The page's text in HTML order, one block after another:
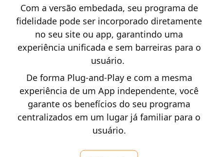
Com a versão embedada, seu programa de
fidelidade pode ser incorporado diretamente
no seu site ou app, garantindo uma
experiência unificada e sem barreiras para o
usuário.
De forma Plug-and-Play e com a mesma
experiência de um App independente, você
garante os benefícios do seu programa
centralizados em um lugar já familiar para o
usuário.